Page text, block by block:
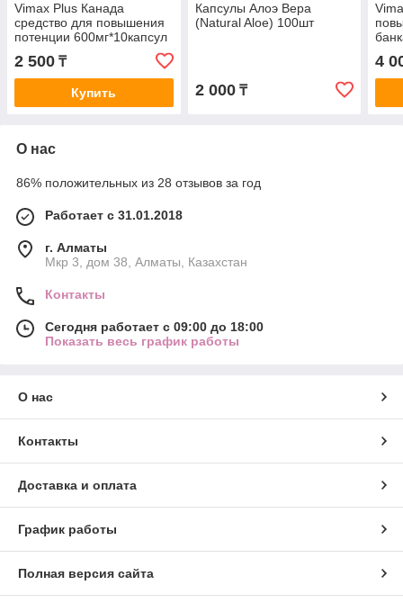
Vimax Plus Канада
средство для повышения
потенции 600мг*10капсул
2 500 ₸
Купить
Капсулы Алоэ Вера
(Natural Aloe) 100шт
2 000₸
4
О нас
86% положительных из 28 отзывов за год
Работает с 31.01.2018
г. Алматы
Мкр 3, дом 38, Алматы, Казахстан
Контакты
Сегодня работает с 09:00 до 18:00
Показать весь график работы
О нас
Контакты
Доставка и оплата
График работы
Полная версия сайта